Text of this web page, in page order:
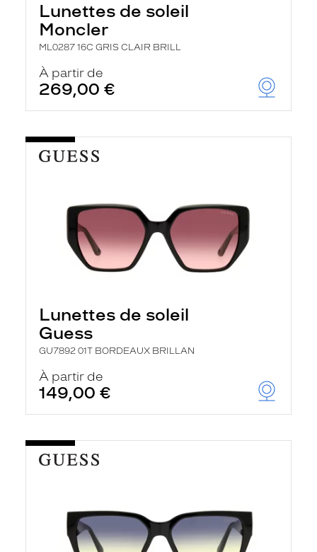
Lunettes de soleil
Moncler
ML0287 16C GRIS CLAIR BRILL
À partir de
269,00 €
Lunettes de soleil
Guess
GU7892 01T BORDEAUX BRILLAN
À partir de
149,00 €